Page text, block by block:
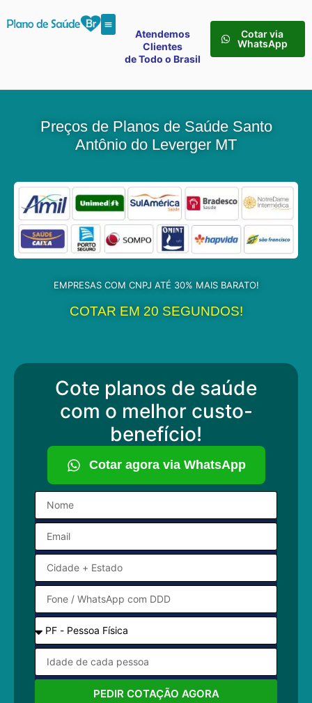
Atendemos
Clientes
de Todo o Brasil
Cotar via
WhatsApp
Preços de Planos de Saúde Santo
Antônio do Leverger MT
EMPRESAS COM CNPJ ATÉ 30% MAIS BARATO!
COTAR EM 20 SEGUNDOS!
Cote planos de saúde
com o melhor custo-
benefício!
Cotar agora via WhatsApp
PEDIR COTAÇÃO AGORA